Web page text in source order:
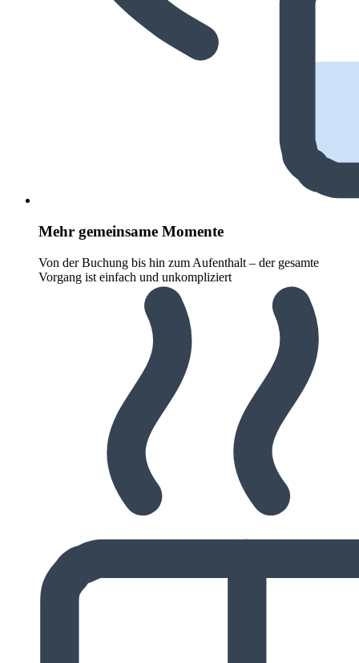
Mehr gemeinsame Momente
Von der Buchung bis hin zum Aufenthalt – der gesamte
Vorgang ist einfach und unkompliziert